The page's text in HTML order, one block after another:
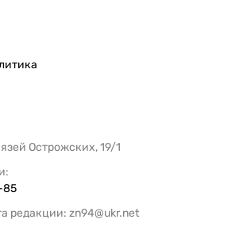
Острожских, 19/1
85
редакции: zn94@ukr.net